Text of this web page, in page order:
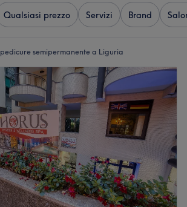
Qualsiasi prezzo Servizi Brand
pedicure semipermanente a Liguria